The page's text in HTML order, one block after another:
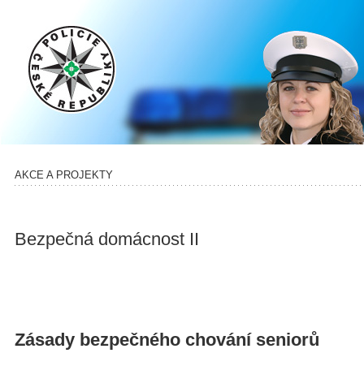
AKCE A PROJEKTY
Bezpečná domácnost II
Zásady bezpečného chování seniorů